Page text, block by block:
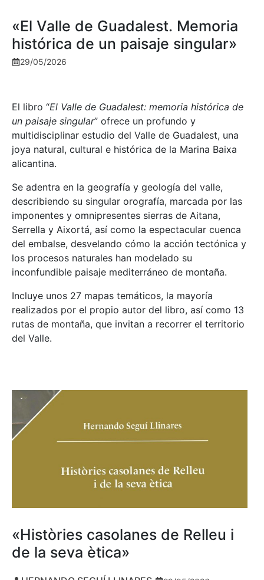
«El Valle de Guadalest. Memoria
histórica de un paisaje singular»
29/05/2026
El libro “El Valle de Guadalest: memoria histórica de
un paisaje singular” ofrece un profundo y
multidisciplinar estudio del Valle de Guadalest, una
joya natural, cultural e histórica de la Marina Baixa
alicantina.
Se adentra en la geografía y geología del valle,
describiendo su singular orografía, marcada por las
imponentes y omnipresentes sierras de Aitana,
Serrella y Aixortá, así como la espectacular cuenca
del embalse, desvelando cómo la acción tectónica y
los procesos naturales han modelado su
inconfundible paisaje mediterráneo de montaña.
Incluye unos 27 mapas temáticos, la mayoría
realizados por el propio autor del libro, así como 13
rutas de montaña, que invitan a recorrer el territorio
del Valle.
«Històries casolanes de Relleu i
de la seva ètica»